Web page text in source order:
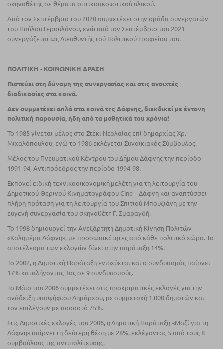
σκηνοθέτης σε θέματα οπτικοακουστικού υλικού.
Από τον Σεπτέμβριο του 2020 συμμετέχει στην ομάδα συνεργατών
του Παύλου Γερουλάνου, ενώ από τον Σεπτέμβριο του 2021
συνεργάζεται ως Διευθυντής τού Πολιτικού Γραφείου του.
ΠΟΛΙΤΙΚΗ - ΚΟΙΝΩΝΙΚΗ ΔΡΑΣΗ
Πιστεύει στη δύναμη της συνεργασίας και στις ανοιχτές
διαδικασίες στα κοινά.
Δεν συµµετέχει απλά στα κοινά της Δάφνης, διεκδικεί µε έντονη
πολιτική παρουσία, ήδη από τα μαθητικά του χρόνια!
Το 1985 γίνεται µέλος στο Στέκι Νεολαίας επί δημαρχίας Χρ.
Μιχαλόπουλου, ενώ το 1986 εκλέγεται Συνοικιακός Σύµβουλος.
Μέλος του Πνευµατικού Κέντρου του Δήμου Δάφνης την περίοδο
1991-94, Αντιπρόεδρος την περίοδο 1994-98.
Εκπονεί ειδική τεχνικοοικονοµική µελέτη για τη λειτουργία του
Δηµοτικού Θερινού Κινηµατογράφου Cine – Δάφνη και αναπτύσσει
πλήρη πρόταση για τη λειτουργία του Σπιτιού Μπουζιάνη µε την
ευγενή συνεργασία του σκηνοθέτη Γ. Σµαραγδή.
Το 1998 δηµιουργεί την Ανεξάρτητη Δηµοτική Κίνηση Πολιτών
«Καληµέρα Δάφνη», με προσωπικότητες από κάθε πολιτικό χώρο. Το
αποτέλεσµα των εκλογών δίνει στην παράταξη 14%.
Το 2002, η Δηµοτική Παράταξη ενισχύεται και ο συνδυασµός παίρνει
17% καταλήγοντας 3ος σε 9 συνδυασµούς.
Το Μάιο του 2006 συμμετέχει στις προκριματικές εκλογές για την
ανάδειξη υποψήφιου Δημάρχου, με συμμετοχή 1.000 δημοτών και
τον επιλέγουν με ποσοστό 75%.
Στις Δημοτικές εκλογές του 2006, η Δημοτική Παράταξη «Μαζί για τη
Δάφνη» παίρνει τη δεύτερη θέση με 28%, εκλέγοντας 5 από τους 8
συμβούλους της αντιπολίτευσης.